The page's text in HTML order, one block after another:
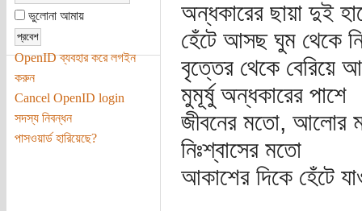
ভুলোনা আমায়
OpenID ব্যবহার করে লগইন
করুন
Cancel OpenID login
সদস্য নিবন্ধন
পাসওয়ার্ড হারিয়েছে?
অন্ধকারের ছায়া দুই
হেঁটে আসছ ঘুম থেকে
বৃত্তের থেকে বেরিয়ে
মুমূর্ষু অন্ধকারের পাশে
জীবনের মতো, আলোর
নিঃশ্বাসের মতো
আকাশের দিকে হেঁটে